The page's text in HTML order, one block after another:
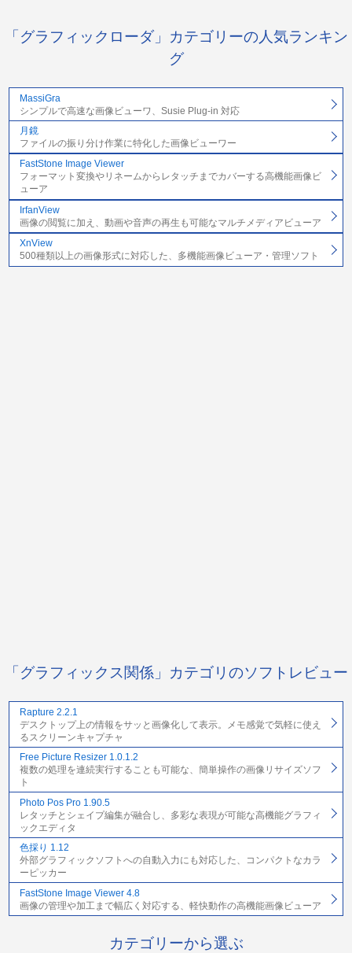
「グラフィックローダ」カテゴリーの人気ランキン
グ
MassiGra
シンプルで高速な画像ビューワ、Susie Plug-in 対応
月鏡
ファイルの振り分け作業に特化した画像ビューワー
FastStone Image Viewer
フォーマット変換やリネームからレタッチまでカバーする高機能画像ビ
ューア
IrfanView
画像の閲覧に加え、動画や音声の再生も可能なマルチメディアビューア
XnView
500種類以上の画像形式に対応した、多機能画像ビューア・管理ソフト
「グラフィックス関係」カテゴリのソフトレビュー
Rapture 2.2.1
デスクトップ上の情報をサッと画像化して表示。メモ感覚で気軽に使え
るスクリーンキャプチャ
Free Picture Resizer 1.0.1.2
複数の処理を連続実行することも可能な、簡単操作の画像リサイズソフ
ト
Photo Pos Pro 1.90.5
レタッチとシェイプ編集が融合し、多彩な表現が可能な高機能グラフィ
ックエディタ
色採り 1.12
外部グラフィックソフトへの自動入力にも対応した、コンパクトなカラ
ーピッカー
FastStone Image Viewer 4.8
画像の管理や加工まで幅広く対応する、軽快動作の高機能画像ビューア
カテゴリーから選ぶ